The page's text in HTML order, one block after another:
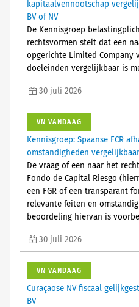
kapitaalvennootschap
BV of NV
De Kennisgroep
rechtsvormen stelt dat een
opgerichte Limited Company
doeleinden vergelijkbaar is
30 juli 2026
VN VANDAAG
Kennisgroep: Spaanse FCR
omstandigheden
De vraag of een naar het
Fondo de Capital Riesgo
een FGR of een transparant
relevante feiten en
beoordeling hiervan is
30 juli 2026
VN VANDAAG
Curaçaose NV fiscaal
BV